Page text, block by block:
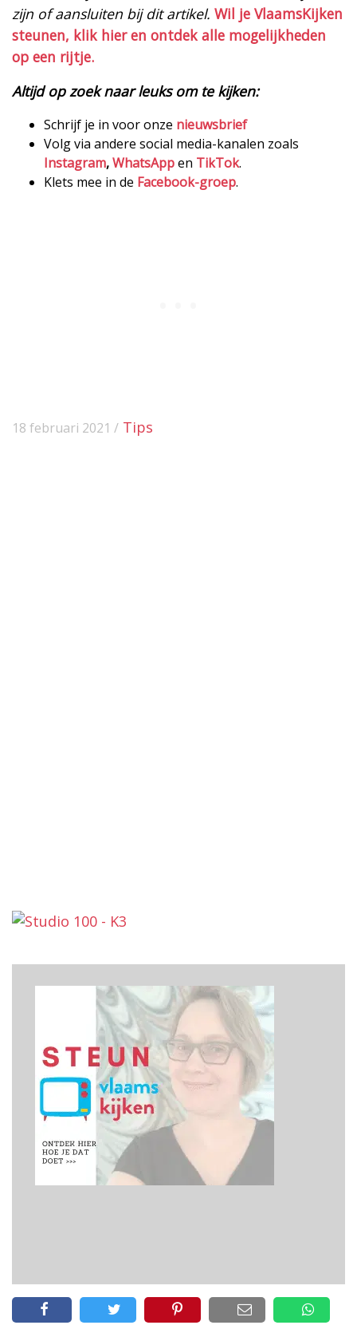
zijn of aansluiten bij dit artikel. Wil je VlaamsKijken
steunen, klik hier en ontdek alle mogelijkheden
op een rijtje.
Altijd op zoek naar leuks om te kijken:
Schrijf je in voor onze nieuwsbrief
Volg via andere social media-kanalen zoals
Instagram,WhatsAppen TikTok.
Klets mee in de Facebook-groep.
18 februari 2021 / Tips